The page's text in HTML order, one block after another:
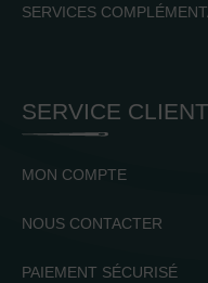
SERVICES
SERVICE CLIENT
MON COMPTE
NOUS CONTACTER
PAIEMENT SÉCURISÉ